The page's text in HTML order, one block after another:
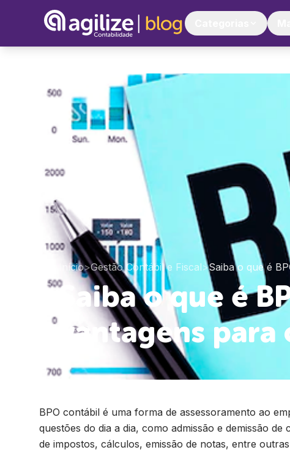
Início>Gestão Contábil e Fiscal>Saiba o que é
Saiba o que é
vantagens
BPO contábil é uma forma de assessoramento ao
questões do dia a dia, como admissão e demissão
de impostos, cálculos, emissão de notas, entre